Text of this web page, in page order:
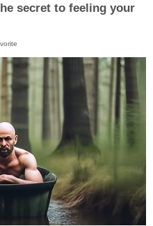
secret to feeling your